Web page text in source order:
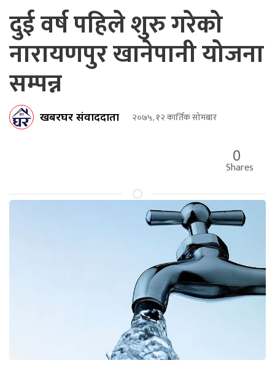
दुई वर्ष पहिले शुरु गरेको
नारायणपुर खानेपानी योजना
सम्पन्न
खबरघर संवाददाता २०७५, १२ कार्तिक सोमबार
0
Shares